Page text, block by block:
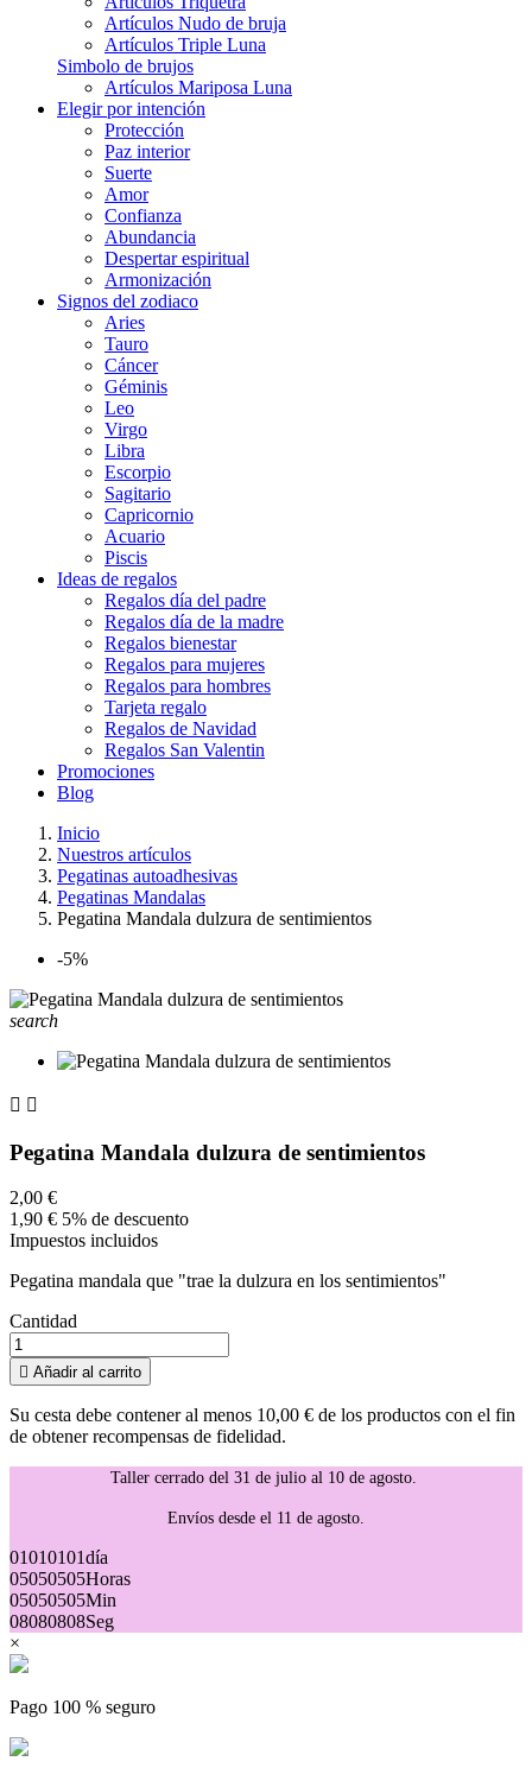
Artículos Nudo de bruja
Artículos Triple Luna
Simbolo de brujos
Artículos Mariposa Luna
Elegir por intención
Protección
Paz interior
Suerte
Amor
Confianza
Abundancia
Despertar espiritual
Armonización
Signos del zodiaco
Aries
Tauro
Cáncer
Géminis
Leo
Virgo
Libra
Escorpio
Sagitario
Capricornio
Acuario
Piscis
Ideas de regalos
Regalos día del padre
Regalos día de la madre
Regalos bienestar
Regalos para mujeres
Regalos para hombres
Tarjeta regalo
Regalos de Navidad
Regalos San Valentin
Promociones
Blog
Inicio
Nuestros artículos
Pegatinas autoadhesivas
Pegatinas Mandalas
Pegatina Mandala dulzura de sentimientos
-5%
search
 
Pegatina Mandala dulzura de sentimientos
2,00 €
1,90 € 5% de descuento
Impuestos incluidos
Pegatina mandala que "trae la dulzura en los sentimientos"
Cantidad
 Añadir al carrito
Su cesta debe contener al menos 10,00 € de los productos con el fin
de obtener recompensas de fidelidad.
Taller cerrado del 31 de julio al 10 de agosto.
Envíos desde el 11 de agosto.
01010101día
05050505Horas
05050505Min
08080808Seg
×
Pago 100 % seguro